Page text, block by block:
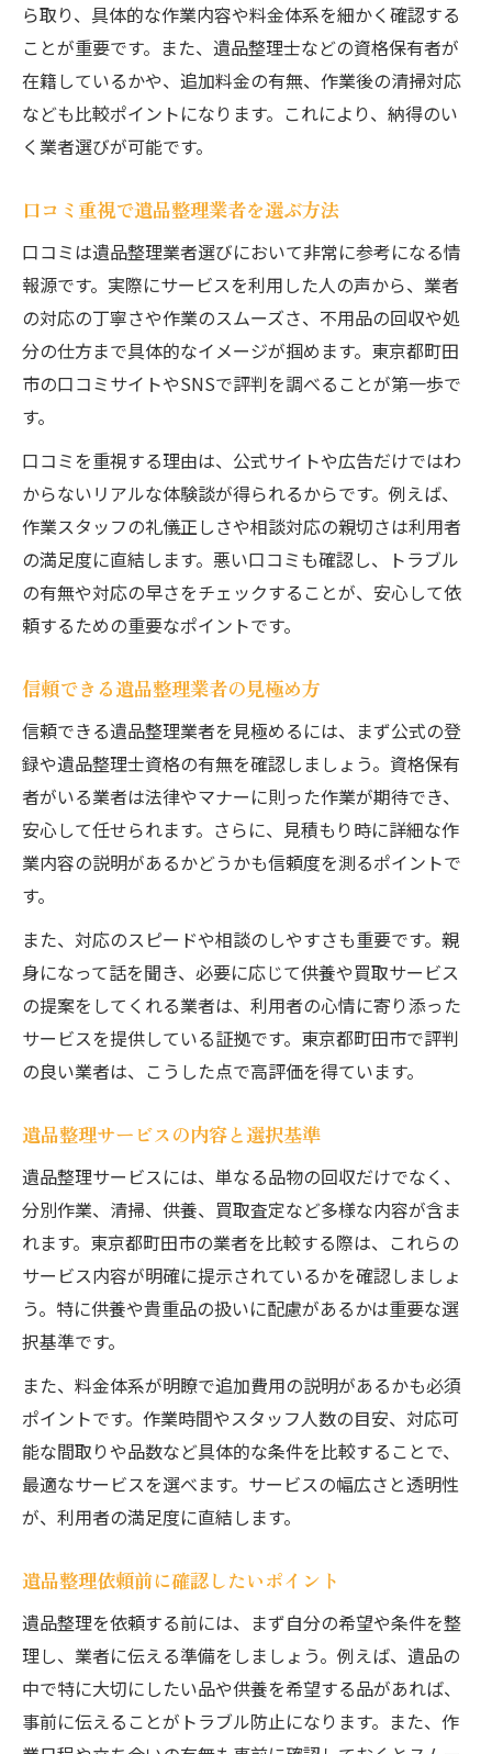
ら取り、具体的な作業内容や料金体系を細かく確認する
ことが重要です。また、遺品整理士などの資格保有者が
在籍しているかや、追加料金の有無、作業後の清掃対応
なども比較ポイントになります。これにより、納得のい
く業者選びが可能です。
口コミ重視で遺品整理業者を選ぶ方法
口コミは遺品整理業者選びにおいて非常に参考になる情
報源です。実際にサービスを利用した人の声から、業者
の対応の丁寧さや作業のスムーズさ、不用品の回収や処
分の仕方まで具体的なイメージが掴めます。東京都町田
市の口コミサイトやSNSで評判を調べることが第一歩で
す。
口コミを重視する理由は、公式サイトや広告だけではわ
からないリアルな体験談が得られるからです。例えば、
作業スタッフの礼儀正しさや相談対応の親切さは利用者
の満足度に直結します。悪い口コミも確認し、トラブル
の有無や対応の早さをチェックすることが、安心して依
頼するための重要なポイントです。
信頼できる遺品整理業者の見極め方
信頼できる遺品整理業者を見極めるには、まず公式の登
録や遺品整理士資格の有無を確認しましょう。資格保有
者がいる業者は法律やマナーに則った作業が期待でき、
安心して任せられます。さらに、見積もり時に詳細な作
業内容の説明があるかどうかも信頼度を測るポイントで
す。
また、対応のスピードや相談のしやすさも重要です。親
身になって話を聞き、必要に応じて供養や買取サービス
の提案をしてくれる業者は、利用者の心情に寄り添った
サービスを提供している証拠です。東京都町田市で評判
の良い業者は、こうした点で高評価を得ています。
遺品整理サービスの内容と選択基準
遺品整理サービスには、単なる品物の回収だけでなく、
分別作業、清掃、供養、買取査定など多様な内容が含ま
れます。東京都町田市の業者を比較する際は、これらの
サービス内容が明確に提示されているかを確認しましょ
う。特に供養や貴重品の扱いに配慮があるかは重要な選
択基準です。
また、料金体系が明瞭で追加費用の説明があるかも必須
ポイントです。作業時間やスタッフ人数の目安、対応可
能な間取りや品数など具体的な条件を比較することで、
最適なサービスを選べます。サービスの幅広さと透明性
が、利用者の満足度に直結します。
遺品整理依頼前に確認したいポイント
遺品整理を依頼する前には、まず自分の希望や条件を整
理し、業者に伝える準備をしましょう。例えば、遺品の
中で特に大切にしたい品や供養を希望する品があれば、
事前に伝えることがトラブル防止になります。また、作